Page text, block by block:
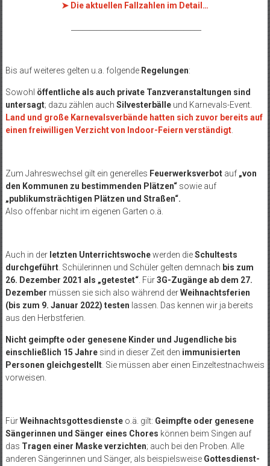
➤ Die aktuellen Fallzahlen im Detail…
Bis auf weiteres gelten u.a. folgende Regelungen:
Sowohl öffentliche als auch private Tanzveranstaltungen sind
untersagt; dazu zählen auch Silvesterbälleund Karnevals-Event.
Land und große Karnevalsverbände hatten sich zuvor bereits auf
einen freiwilligen Verzicht von Indoor-Feiern verständigt.
Zum Jahreswechsel gilt ein generelles Feuerwerksverbotauf „von
den Kommunen zu bestimmenden Plätzen“sowie auf
„publikumsträchtigen Plätzen und Straßen“.
Also offenbar nicht im eigenen Garten o.ä.
Auch in der letzten Unterrichtswochewerden dieSchultests
durchgeführt. Schülerinnen und Schüler gelten demnach bis zum
26. Dezember 2021 als „getestet“. Für3G-Zugängeab dem 27.
Dezember müssen sie sich also während derWeihnachtsferien
(bis zum 9. Januar 2022) testen lassen. Das kennen wir ja bereits
aus den Herbstferien.
Nicht geimpfte oder genesene Kinder und Jugendliche bis
einschließlich 15 Jahresind in dieser Zeit den immunisierten
Personen gleichgestellt. Sie müssen aber einen Einzeltestnachweis
vorweisen.
FürWeihnachtsgottesdiensteo.ä. gilt: Geimpfte oder genesene
Sängerinnen und Sänger eines Chores können beim Singen auf
das Tragen einer Maske verzichten; auch bei den Proben. Alle
anderen Sängerinnen und Sänger, als beispielsweise Gottesdienst-